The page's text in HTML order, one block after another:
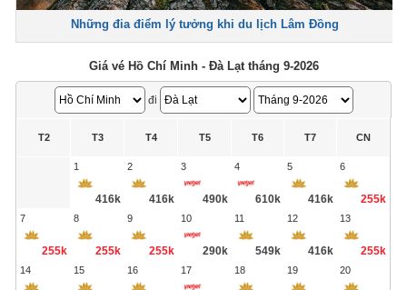
Những đia điểm lý tưởng khi du lịch Lâm Đồng
Giá vé Hồ Chí Minh - Đà Lạt tháng 9-2026
đi
T2 T3 T4 T5 T6 T7 CN
1
416k
2
416k
3
490k
4
610k
5
416k
6
255k
7
255k
8
255k
9
255k
10
290k
11
549k
12
416k
13
255k
14 15 16 17 18 19 20